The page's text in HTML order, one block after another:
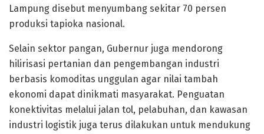
Lampung disebut menyumbang sekitar 70 persen
produksi tapioka nasional.
Selain sektor pangan, Gubernur juga mendorong
hilirisasi pertanian dan pengembangan industri
berbasis komoditas unggulan agar nilai tambah
ekonomi dapat dinikmati masyarakat. Penguatan
konektivitas melalui jalan tol, pelabuhan, dan kawasan
industri logistik juga terus dilakukan untuk mendukung